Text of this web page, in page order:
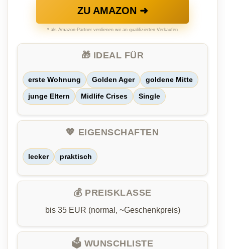
ZU AMAZON ➜
* als Amazon-Partner verdienen wir an qualifizierten Verkäufen
🎁 IDEAL FÜR
erste Wohnung Golden Ager goldene Mitte
junge Eltern Midlife Crises Single
💖 EIGENSCHAFTEN
lecker praktisch
💰 PREISKLASSE
bis 35 EUR (normal, ~Geschenkpreis)
🗳️ WUNSCHLISTE